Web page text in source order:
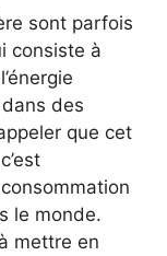
sont parfois
consiste à
des
que cet
le monde.
mettre en